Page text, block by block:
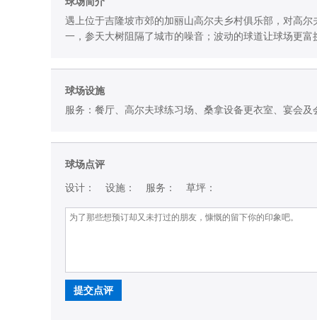
遇上位于吉隆坡市郊的加丽山高尔夫乡村俱乐部，对高
一，参天大树阻隔了城市的噪音；波动的球道让球场更
球场设施
服务：餐厅、高尔夫球练习场、桑拿设备更衣室、宴会
球场点评
设计： 设施： 服务： 草坪：
提交点评